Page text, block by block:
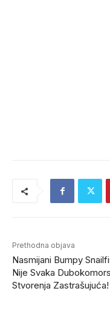
Prethodna objava
Nasmijani Bumpy
Nije Svaka
Stvorenja Zastrašujuća!